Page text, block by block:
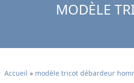
MODÈLE
Accueil » modèle tricot débardeur